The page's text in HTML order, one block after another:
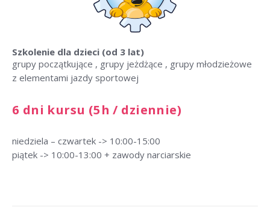
Szkolenie dla dzieci (od 3 lat)
grupy początkujące , grupy jeżdżące , grupy młodzieżowe
z elementami jazdy sportowej
6 dni kursu (5h / dziennie)
niedziela – czwartek -> 10:00-15:00
piątek -> 10:00-13:00 + zawody narciarskie